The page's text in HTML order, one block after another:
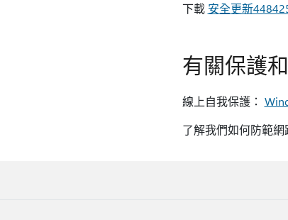
下載 安全更新
有關保護
線上自我保護：
了解我們如何防範網